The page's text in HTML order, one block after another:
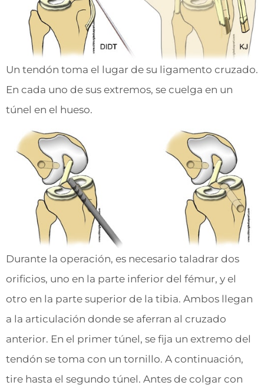
Un tendón toma el lugar de su ligamento cruzado.
En cada uno de sus extremos, se cuelga en un
túnel en el hueso.
Durante la operación, es necesario taladrar dos
orificios, uno en la parte inferior del fémur, y el
otro en la parte superior de la tibia. Ambos llegan
a la articulación donde se aferran al cruzado
anterior. En el primer túnel, se fija un extremo del
tendón se toma con un tornillo. A continuación,
tire hasta el segundo túnel. Antes de colgar con